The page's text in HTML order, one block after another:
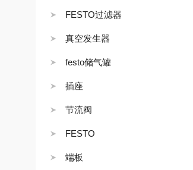
FESTO过滤器
真空发生器
festo储气罐
插座
节流阀
FESTO
端板